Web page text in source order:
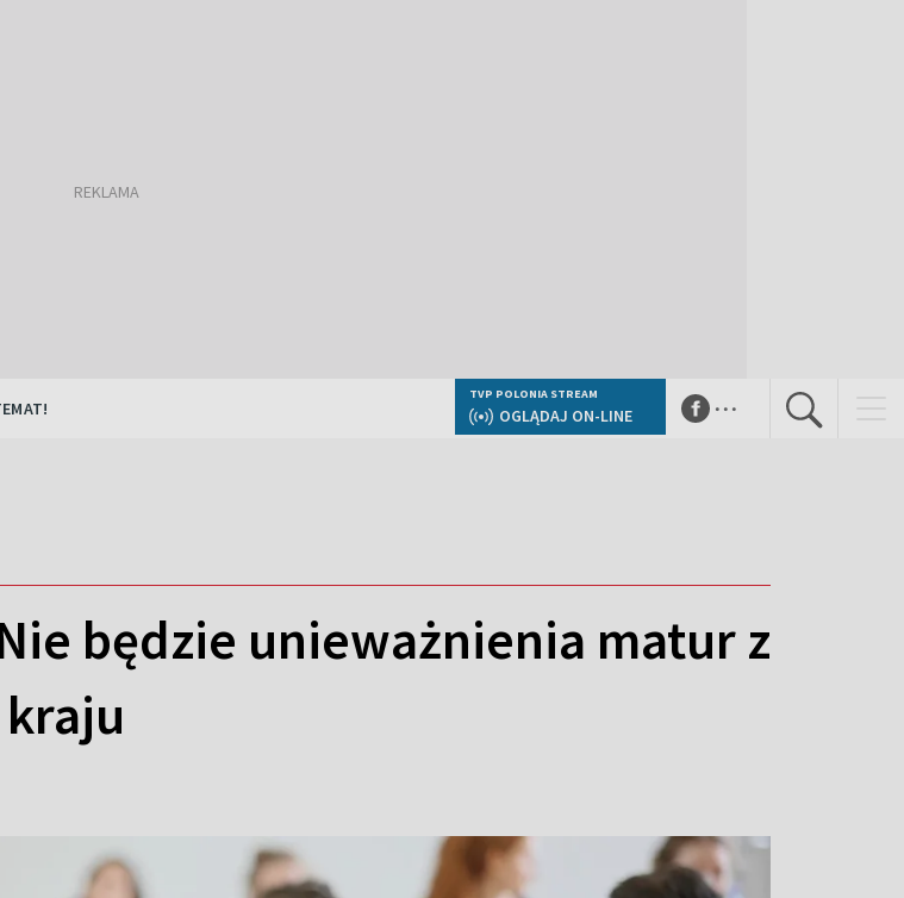
TVP POLONIA STREAM
OGLĄDAJ ON-LINE ...
będzie unieważnienia matur z